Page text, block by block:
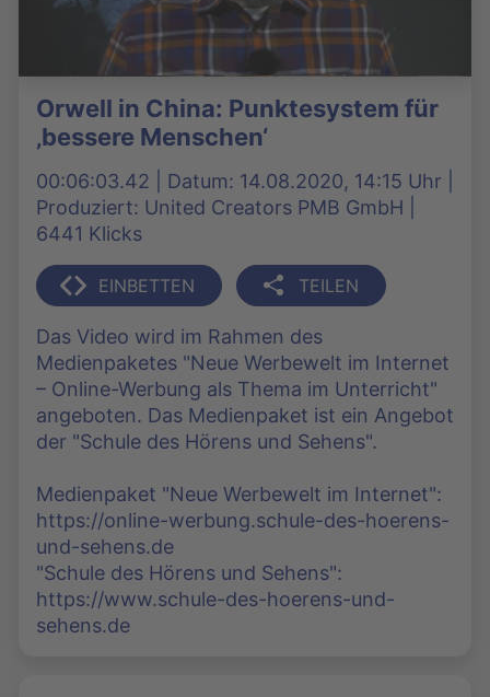
Orwell in China: Punktesystem für
‚bessere Menschen‘
00:06:03.42 | Datum: 14.08.2020, 14:15 Uhr |
Produziert: United Creators PMB GmbH |
6441 Klicks
EINBETTEN TEILEN
Das Video wird im Rahmen des
Medienpaketes "Neue Werbewelt im Internet
– Online-Werbung als Thema im Unterricht"
angeboten. Das Medienpaket ist ein Angebot
der "Schule des Hörens und Sehens".
Medienpaket "Neue Werbewelt im Internet":
https://online-werbung.schule-des-hoerens-
und-sehens.de
"Schule des Hörens und Sehens":
https://www.schule-des-hoerens-und-
sehens.de